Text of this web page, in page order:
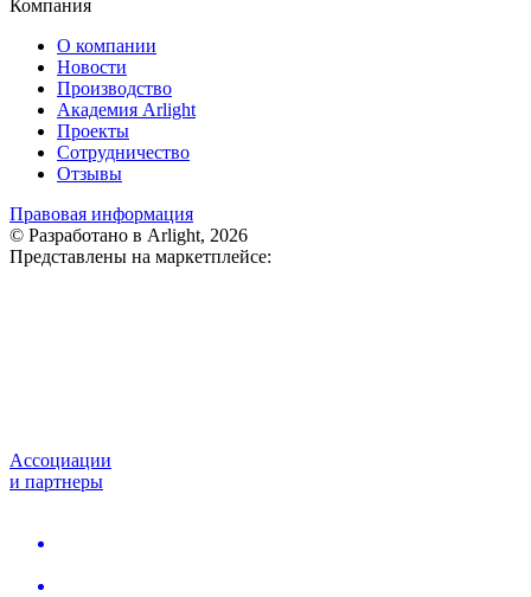
Компания
О компании
Новости
Производство
Академия Arlight
Проекты
Сотрудничество
Отзывы
Правовая информация
© Разработано в Arlight, 2026
Представлены на маркетплейсе:
Ассоциации
и партнеры